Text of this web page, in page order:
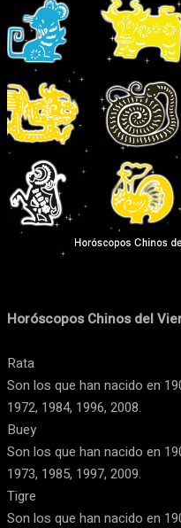
Facebook
Horóscopos Chinos del
Rata
Son los que han nacido en
1972, 1984, 1996, 2008.
Buey
Son los que han nacido en
1973, 1985, 1997, 2009.
Tigre
Son los que han nacido en